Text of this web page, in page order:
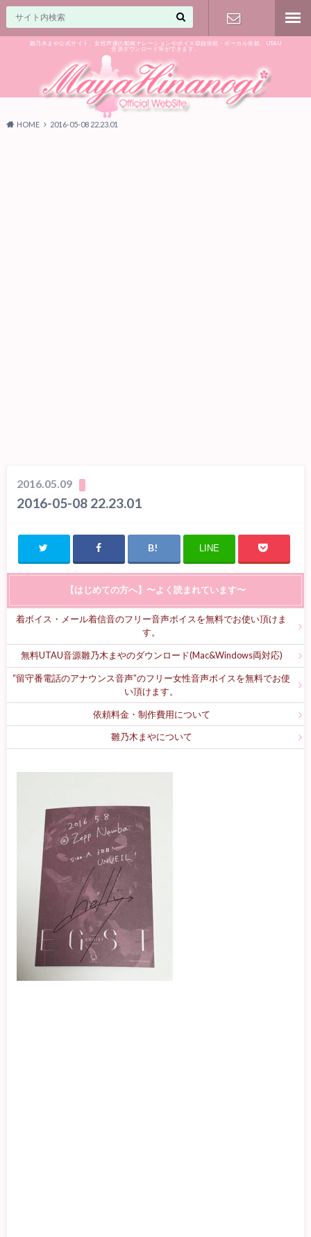
雛乃木まや公式サイト。女性声優の動画ナレーションやボイス収録依頼・ボーカル依頼、UTAU
音源ダウンロード等ができます。
気軽に♪
HOME 2016-05-08 22.23.01
2016.05.09
2016-05-08 22.23.01
LINE
【はじめての方へ】〜よく読まれています〜
着ボイス・メール着信音のフリー音声ボイスを無料でお使い頂けま
す。
無料UTAU音源雛乃木まやのダウンロード(Mac&Windows両対応)
“留守番電話のアナウンス音声”のフリー女性音声ボイスを無料でお使
い頂けます。
依頼料金・制作費用について
雛乃木まやについて